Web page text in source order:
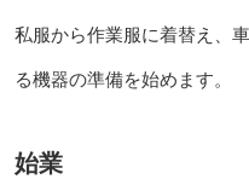
私服から作業服に着替え、
る機器の準備を始めます。
始業